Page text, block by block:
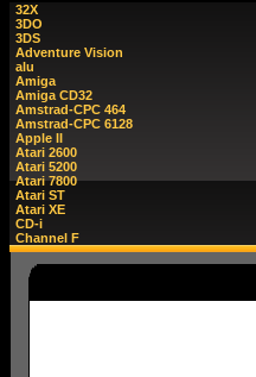
32X
3DO
3DS
Adventure Vision
alu
Amiga
Amiga CD32
Amstrad-CPC 464
Amstrad-CPC 6128
Apple II
Atari 2600
Atari 5200
Atari 7800
Atari ST
Atari XE
CD-i
Channel F